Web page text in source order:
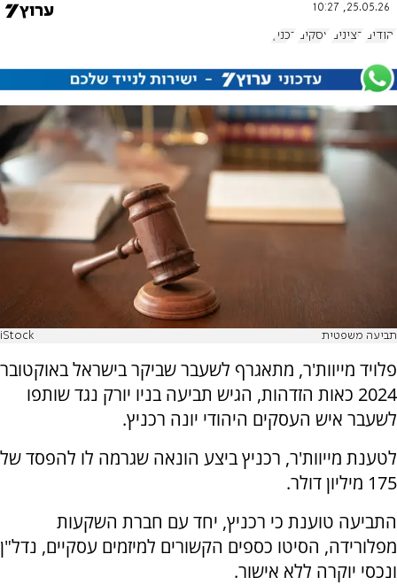
25.05.26, 10:27
יהודים קצינים עסקים רכניץ
תביעה משפטית iStock
פלויד מייוות'ר, מתאגרף לשעבר שביקר בישראל באוקטובר
2024 כאות הזדהות, הגיש תביעה בניו יורק נגד שותפו
לשעבר איש העסקים היהודי יונה רכניץ.
לטענת מייוות'ר, רכניץ ביצע הונאה שגרמה לו להפסד של
175 מיליון דולר.
התביעה טוענת כי רכניץ, יחד עם חברת השקעות
מפלורידה, הסיטו כספים הקשורים למיזמים עסקיים, נדל"ן
ונכסי יוקרה ללא אישור.